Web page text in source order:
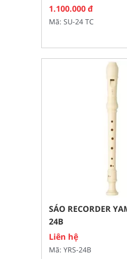
1.100.000 đ
Mã: SU-24 TC
SÁO RECORDER
24B
Liên hệ
Mã: YRS-24B